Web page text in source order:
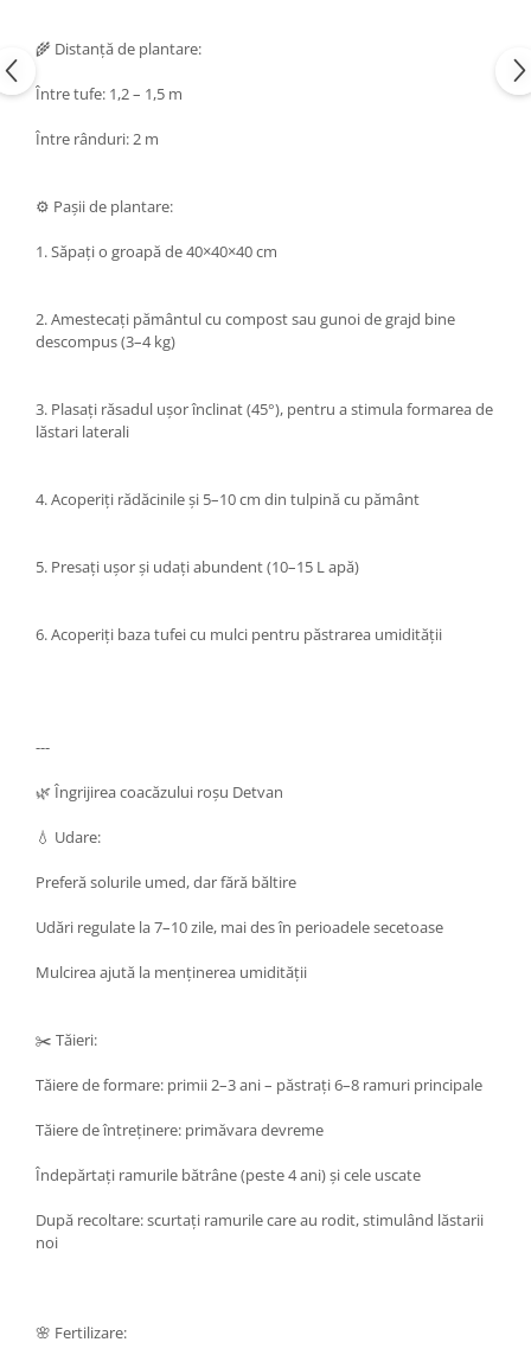
🌾 Distanță de plantare:
Între tufe: 1,2 – 1,5 m
Între rânduri: 2 m
⚙️ Pașii de plantare:
1. Săpați o groapă de 40×40×40 cm
2. Amestecați pământul cu compost sau gunoi de grajd bine
descompus (3–4 kg)
3. Plasați răsadul ușor înclinat (45°), pentru a stimula formarea de
lăstari laterali
4. Acoperiți rădăcinile și 5–10 cm din tulpină cu pământ
5. Presați ușor și udați abundent (10–15 L apă)
6. Acoperiți baza tufei cu mulci pentru păstrarea umidității
---
🌿 Îngrijirea coacăzului roșu Detvan
💧 Udare:
Preferă solurile umed, dar fără băltire
Udări regulate la 7–10 zile, mai des în perioadele secetoase
Mulcirea ajută la menținerea umidității
✂️ Tăieri:
Tăiere de formare: primii 2–3 ani – păstrați 6–8 ramuri principale
Tăiere de întreținere: primăvara devreme
Îndepărtați ramurile bătrâne (peste 4 ani) și cele uscate
După recoltare: scurtați ramurile care au rodit, stimulând lăstarii
noi
🌸 Fertilizare: